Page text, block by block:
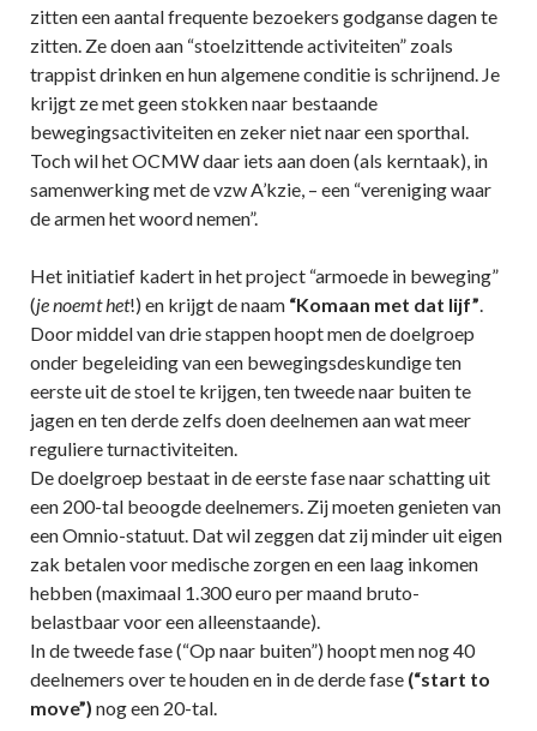
zitten een aantal frequente bezoekers godganse dagen te
zitten. Ze doen aan “stoelzittende activiteiten” zoals
trappist drinken en hun algemene conditie is schrijnend. Je
krijgt ze met geen stokken naar bestaande
bewegingsactiviteiten en zeker niet naar een sporthal.
Toch wil het OCMW daar iets aan doen (als kerntaak), in
samenwerking met de vzw A’kzie, – een “vereniging waar
de armen het woord nemen”.
Het initiatief kadert in het project “armoede in beweging”
(je noemt het!) en krijgt de naam “Komaan met dat lijf”.
Door middel van drie stappen hoopt men de doelgroep
onder begeleiding van een bewegingsdeskundige ten
eerste uit de stoel te krijgen, ten tweede naar buiten te
jagen en ten derde zelfs doen deelnemen aan wat meer
reguliere turnactiviteiten.
De doelgroep bestaat in de eerste fase naar schatting uit
een 200-tal beoogde deelnemers. Zij moeten genieten van
een Omnio-statuut. Dat wil zeggen dat zij minder uit eigen
zak betalen voor medische zorgen en een laag inkomen
hebben (maximaal 1.300 euro per maand bruto-
belastbaar voor een alleenstaande).
In de tweede fase (“Op naar buiten”) hoopt men nog 40
deelnemers over te houden en in de derde fase (“start to
move”) nog een 20-tal.